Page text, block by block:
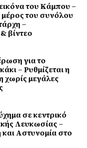
του Κάμπου –
του συνόλου
–
βίντεο
για το
– Ρυθμίζεται η
χωρίς μεγάλες
σε κεντρικό
Λευκωσίας –
Αστυνομία στο